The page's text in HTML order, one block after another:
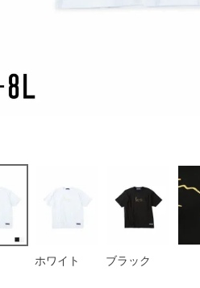
ホワイト ブラック